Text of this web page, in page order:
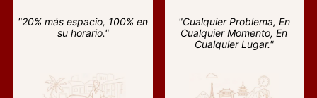
"20% más espacio, 100% en
su horario."
"Cualquier Problema, En
Cualquier Momento, En
Cualquier Lugar."